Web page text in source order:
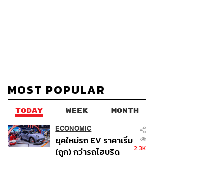
MOST POPULAR
TODAY WEEK MONTH
ECONOMIC
ยุคใหม่รถ EV ราคาเริ่ม
(ถูก) กว่ารถไฮบริด
2.3K